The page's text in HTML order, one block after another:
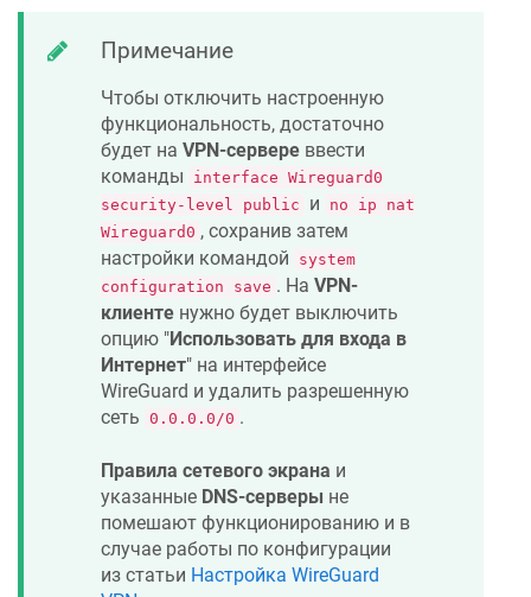
Примечание
Чтобы отключить настроенную
функциональность, достаточно
будет на VPN-сервере ввести
команды
interface Wireguard0
security-level public
и
no ip nat
Wireguard0 , сохранив затем
настройки командой
system
configuration save . На VPN-
клиенте нужно будет выключить
опцию "Использовать для входа в
Интернет" на интерфейсе
WireGuard и удалить разрешенную
сеть 0.0.0.0/0 .
Правила сетевого экрана и
указанные DNS-серверы не
помешают функционированию и в
случае работы по конфигурации
из статьи Настройка WireGuard